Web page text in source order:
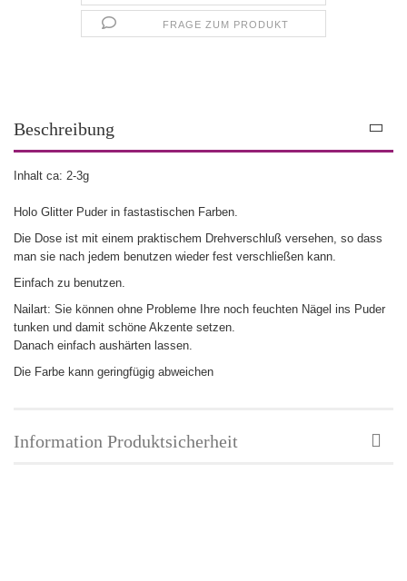
FRAGE ZUM PRODUKT
Beschreibung
Inhalt ca: 2-3g
Holo Glitter Puder in fastastischen Farben.
Die Dose ist mit einem praktischem Drehverschluß versehen, so dass
man sie nach jedem benutzen wieder fest verschließen kann.
Einfach zu benutzen.
Nailart: Sie können ohne Probleme Ihre noch feuchten Nägel ins Puder
tunken und damit schöne Akzente setzen.
Danach einfach aushärten lassen.
Die Farbe kann geringfügig abweichen
Information Produktsicherheit